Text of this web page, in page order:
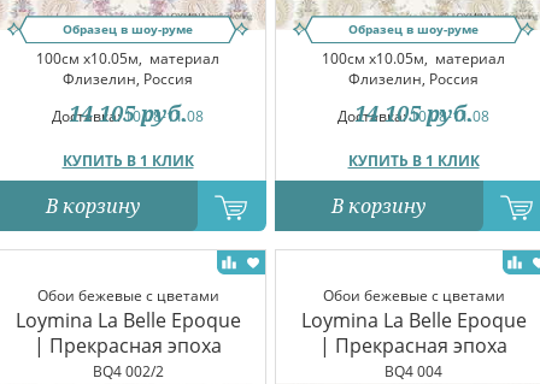
Образец в шоу-руме
100см x10.05м, материал
Флизелин, Россия
Доставка:10.08-11.08
КУПИТЬ В 1 КЛИК
14 105 руб.
В корзину
Образец в шоу-руме
100см x10.05м, материал
Флизелин, Россия
Доставка:10.08-11.08
КУПИТЬ В 1 КЛИК
14 105 руб.
В корзину
Обои бежевые с цветами
Loymina La Belle Epoque
| Прекрасная эпоха
BQ4 002/2
Обои бежевые с цветами
Loymina La Belle Epoque
| Прекрасная эпоха
BQ4 004